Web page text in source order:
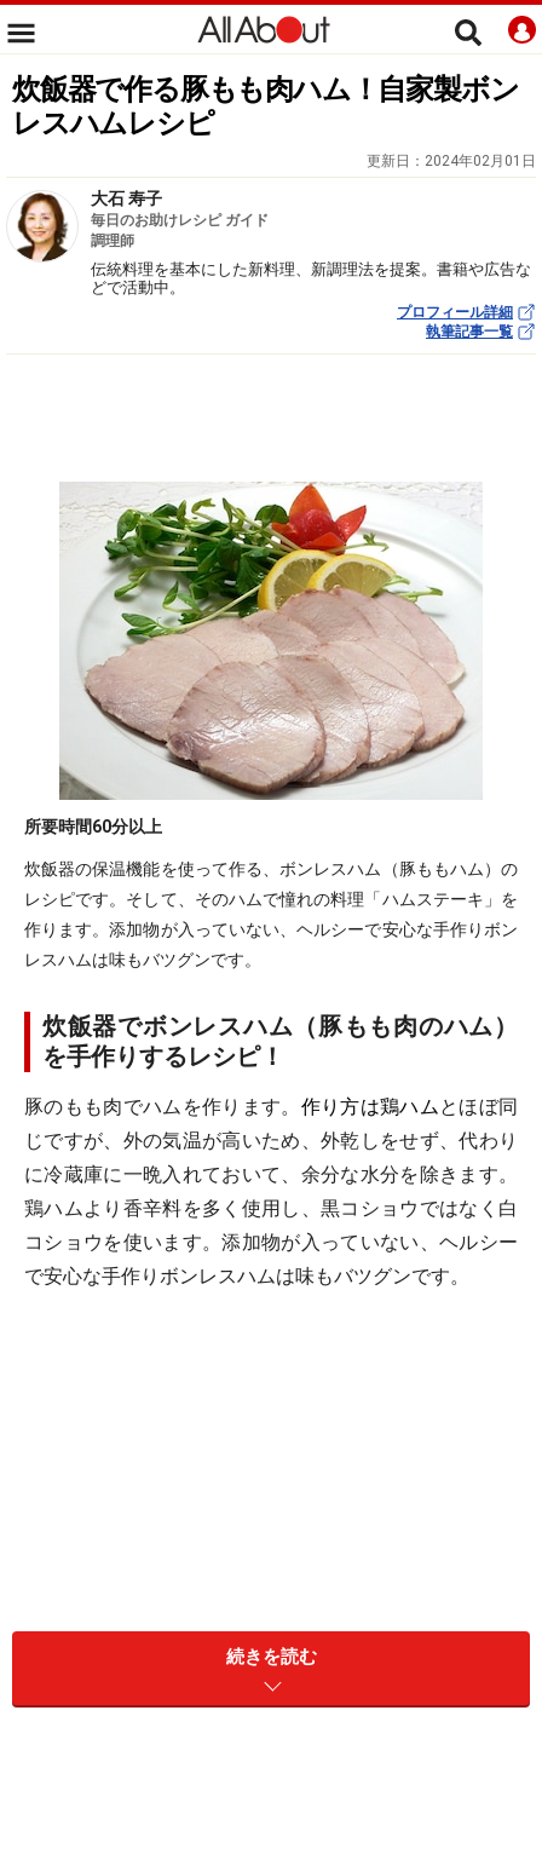
炊飯器で作る豚もも肉ハム！自家製ボン
レスハムレシピ
更新日： 2024年02月01日
大石 寿子
毎日のお助けレシピ ガイド
調理師
伝統料理を基本にした新料理、新調理法を提案。書籍や広告な
どで活動中。
プロフィール詳細
執筆記事一覧
所要時間60分以上
炊飯器の保温機能を使って作る、ボンレスハム（豚ももハム）の
レシピです。そして、そのハムで憧れの料理「ハムステーキ」を
作ります。添加物が入っていない、ヘルシーで安心な手作りボン
レスハムは味もバツグンです。
炊飯器でボンレスハム（豚もも肉のハム）
を手作りするレシピ！
豚のもも肉でハムを作ります。 作り方は鶏ハムとほぼ同
じですが、外の気温が高いため、外乾しをせず、代わり
に冷蔵庫に一晩入れておいて、余分な水分を除きます。
鶏ハムより香辛料を多く使用し、黒コショウではなく白
コショウを使います。添加物が入っていない、ヘルシー
で安心な手作りボンレスハムは味もバツグンです。
続きを読む